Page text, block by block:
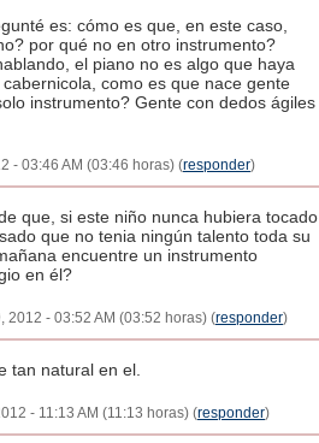
es: cómo es que, en este caso,
por qué no en otro instrumento?
el piano no es algo que haya
como es que nace gente
instrumento? Gente con dedos ágiles
- 03:46 AM (03:46 horas) (responder)
que, si este niño nunca hubiera tocado
que no tenia ningún talento toda su
encuentre un instrumento
en él?
2012 - 03:52 AM (03:52 horas) (responder)
tan natural en el.
- 11:13 AM (11:13 horas) (responder)